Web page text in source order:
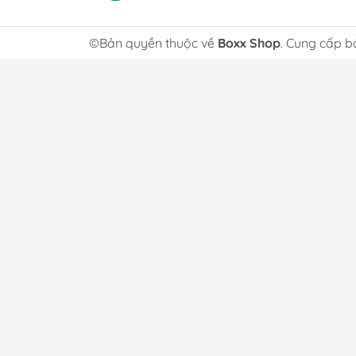
©Bản quyền thuộc về Boxx Shop. Cung cấp